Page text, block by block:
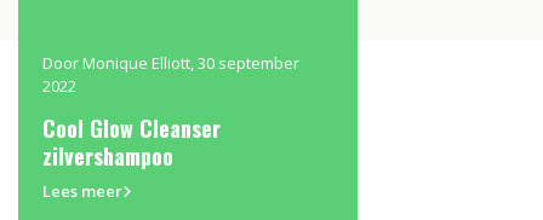
Door Monique Elliott, 30 september
2022
Cool Glow Cleanser
zilvershampoo
Lees meer